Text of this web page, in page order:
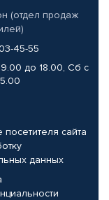
(отдел продаж
45-55
до 18.00, Сб с
посетителя сайта
данных